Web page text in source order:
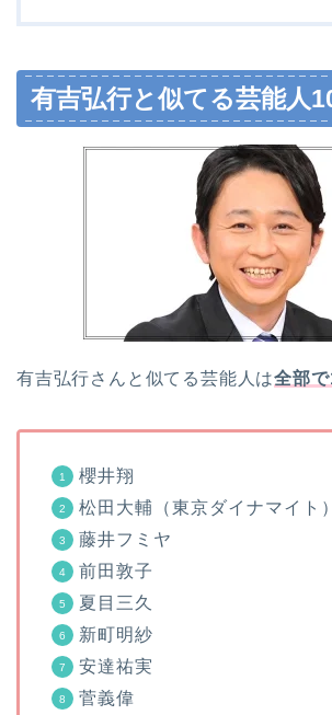
有吉弘行と似てる芸能人
有吉弘行さんと似てる芸能人は全部で
櫻井翔
松田大輔（東京ダイナマイト）
藤井フミヤ
前田敦子
夏目三久
新町明紗
安達祐実
菅義偉